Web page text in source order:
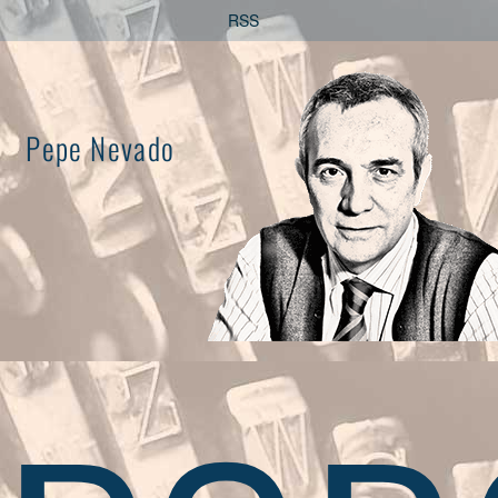
Saltar
al
contenido
RSS
Pepe Nevado